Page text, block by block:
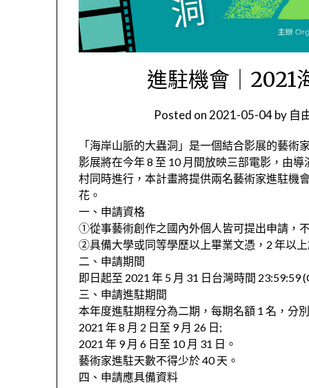
進駐機會｜2021
Posted on 2021-05-04by 自
「海岸山脈的大蟲洞」是一個結合影展的藝
影展將在今年 8 至 10 月間放映三部電影，由
村同時進行，本計畫將提供兩名藝術家進駐機
花。
一、申請資格
①從事藝術創作之國內外個人皆可提出申請，
②具備大學或同等學歷以上畢業文憑，2 年以
二、申請期間
即日起至 2021 年 5 月 31 日台灣時間 23:59:59
三、申請進駐期間
本年度進駐期程分為二期，每期名額 1 名，分
2021 年 8 月 2 日至 9 月 26 日;
2021 年 9 月 6 日至 10 月 31 日。
藝術家進駐天數不得少於 40 天。
四、申請應具備資料